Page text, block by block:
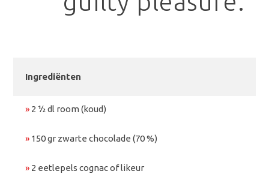
Ingrediënten
» 2 ½ dl room (koud)
» 150 gr zwarte chocolade (70 %)
» 2 eetlepels cognac of likeur